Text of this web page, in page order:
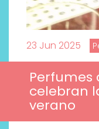
23 Jun 2025
Perfumes
celebran
verano